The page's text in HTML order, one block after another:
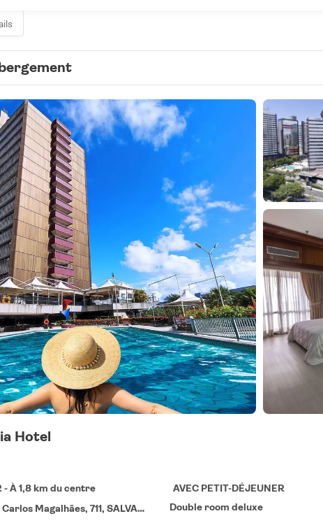
Hotel
- À 1,8 km du centre
AVEC PETIT-DÉJEUNER
Magalhães, 711, SALVADOR 40280-000
Double room deluxe